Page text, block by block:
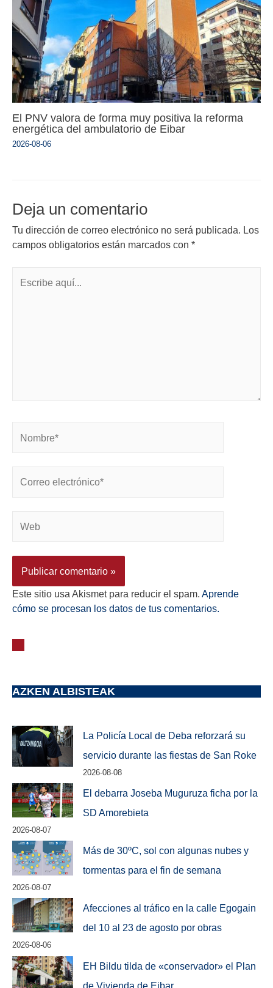
El PNV valora de forma muy positiva la reforma
energética del ambulatorio de Eibar
2026-08-06
Deja un comentario
Tu dirección de correo electrónico no será publicada. Los
campos obligatorios están marcados con *
Este sitio usa Akismet para reducir el spam. Aprende
cómo se procesan los datos de tus comentarios.
AZKEN ALBISTEAK
La Policía Local de Deba reforzará su
servicio durante las fiestas de San Roke
2026-08-08
El debarra Joseba Muguruza ficha por la
SD Amorebieta
2026-08-07
Más de 30ºC, sol con algunas nubes y
tormentas para el fin de semana
2026-08-07
Afecciones al tráfico en la calle Egogain
del 10 al 23 de agosto por obras
2026-08-06
EH Bildu tilda de «conservador» el Plan
de Vivienda de Eibar